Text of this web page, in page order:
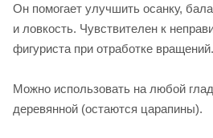
Он помогает улучшить осанку,
и ловкость. Чувствителен к
фигуриста при отработке вращений.
Можно использовать на любой
деревянной (остаются царапины).